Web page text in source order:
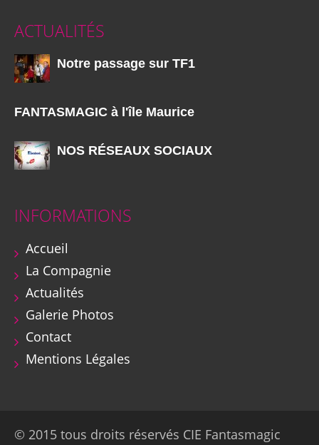
ACTUALITÉS
Notre passage sur TF1
FANTASMAGIC à l'île Maurice
NOS RÉSEAUX SOCIAUX
INFORMATIONS
Accueil
La Compagnie
Actualités
Galerie Photos
Contact
Mentions Légales
© 2015 tous droits réservés CIE Fantasmagic